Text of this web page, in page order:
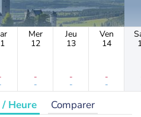
Mer
12
-
-
Jeu
13
-
-
Ven
14
-
-
Heure Comparer